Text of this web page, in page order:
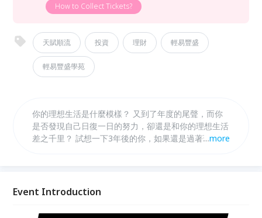
How to Collect Tickets?
天賦順流 投資 理財 輕易豐盛
輕易豐盛學苑
你的理想生活是什麼模樣？ 又到了年度的尾聲，而你
是否發現自己日復一日的努力，卻還是和你的理想生活
差之千里？ 試想一下3年後的你，如果還是過著現在的
同領域的專家， 透過兩天的研習讓學員們可以在此時
起向美好的財富與理想生活，奔跑吧！
...more
Event Introduction